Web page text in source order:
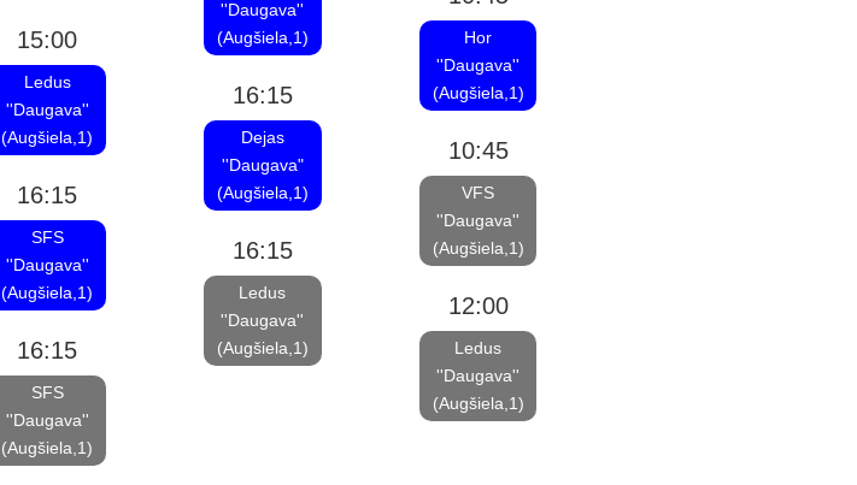
15:00
Ledus
''Daugava''
(Augšiela,1)
16:15
SFS
''Daugava''
(Augšiela,1)
16:15
SFS
''Daugava''
(Augšiela,1)
''Daugava''
(Augšiela,1)
16:15
Dejas
''Daugava"
(Augšiela,1)
16:15
Ledus
''Daugava''
(Augšiela,1)
Hor
''Daugava''
(Augšiela,1)
10:45
VFS
''Daugava''
(Augšiela,1)
12:00
Ledus
''Daugava''
(Augšiela,1)